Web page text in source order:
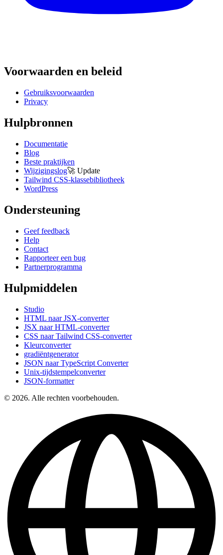
Voorwaarden en beleid
Gebruiksvoorwaarden
Privacy
Hulpbronnen
Documentatie
Blog
Beste praktijken
Wijzigingslog🚀 Update
Tailwind CSS-klassebibliotheek
WordPress
Ondersteuning
Geef feedback
Help
Contact
Rapporteer een bug
Partnerprogramma
Hulpmiddelen
Studio
HTML naar JSX-converter
JSX naar HTML-converter
CSS naar Tailwind CSS-converter
Kleurconverter
gradiëntgenerator
JSON naar TypeScript Converter
Unix-tijdstempelconverter
JSON-formatter
© 2026. Alle rechten voorbehouden.